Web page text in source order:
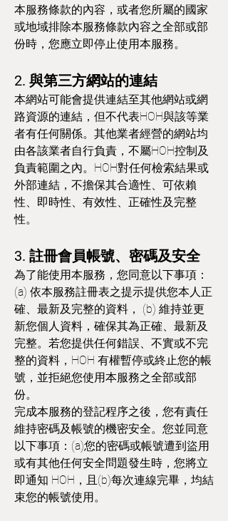
本服務條款的內容，或者您所屬的國家
或地域排除本服務條款內容之全部或部
份時，您應立即停止使用本服務。
2. 與第三方網站的連結
本網站可能會提供連結至其他網站或網
路資源的連結，但不代表HOH與該等業
者有任何關係。其他業者經營的網站均
由各該業者自行負責，不屬HOH控制及
負責範圍之內。HOH對任何檢索結果或
外部連結，不擔保其合適性、可依賴
性、即時性、有效性、正確性及完整
性。
3. 註冊會員帳號、密碼及安全
為了能使用本服務，您同意以下事項：
(a) 依本服務註冊表之提示提供您本人正
確、最新及完整的資料， (b) 維持並更
新您個人資料，確保其為正確、最新及
完整。若您提供任何錯誤、不實或不完
整的資料，HOH 有權暫停或終止您的帳
號，並拒絕您使用本服務之全部或部
份。
完成本服務的登記程序之後，您有責任
維持密碼及帳號的機密安全。您並同意
以下事項：(a)您的密碼或帳號遭到盜用
或有其他任何安全問題發生時，您將立
即通知 HOH，且(b)每次連線完畢，均結
束您的帳號使用。